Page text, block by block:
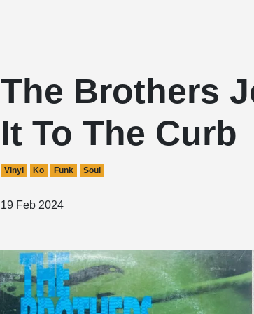
The Brothers
It To The Curb
Vinyl Ko Funk Soul
19 Feb 2024